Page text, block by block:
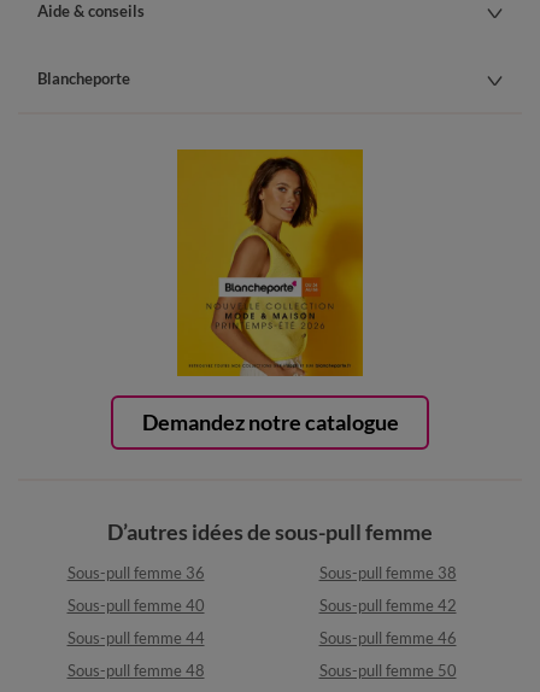
Demandez notre catalogue
Aide & conseils
Blancheporte
D’autres idées de sous-pull femme
Sous-pull femme 36
Sous-pull femme 38
Sous-pull femme 40
Sous-pull femme 42
Sous-pull femme 44
Sous-pull femme 46
Sous-pull femme 48
Sous-pull femme 50